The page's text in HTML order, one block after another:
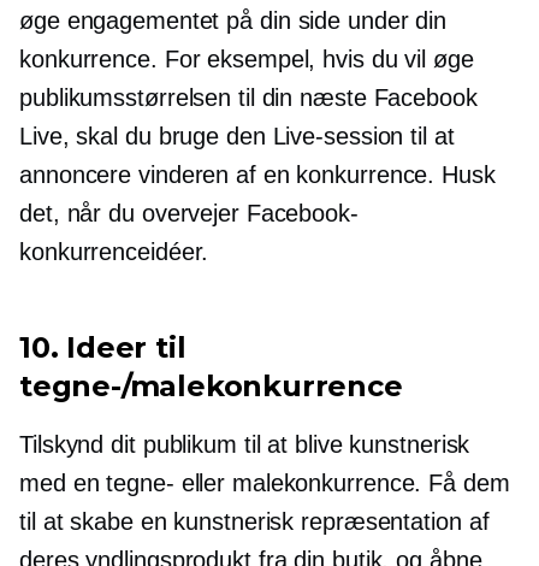
øge engagementet på din side under din
konkurrence. For eksempel, hvis du vil øge
publikumsstørrelsen til din næste Facebook
Live, skal du bruge den Live-session til at
annoncere vinderen af ​​en konkurrence. Husk
det, når du overvejer Facebook-
konkurrenceidéer.
10. Ideer til
tegne-/malekonkurrence
Tilskynd dit publikum til at blive kunstnerisk
med en tegne- eller malekonkurrence. Få dem
til at skabe en kunstnerisk repræsentation af
deres yndlingsprodukt fra din butik, og åbne